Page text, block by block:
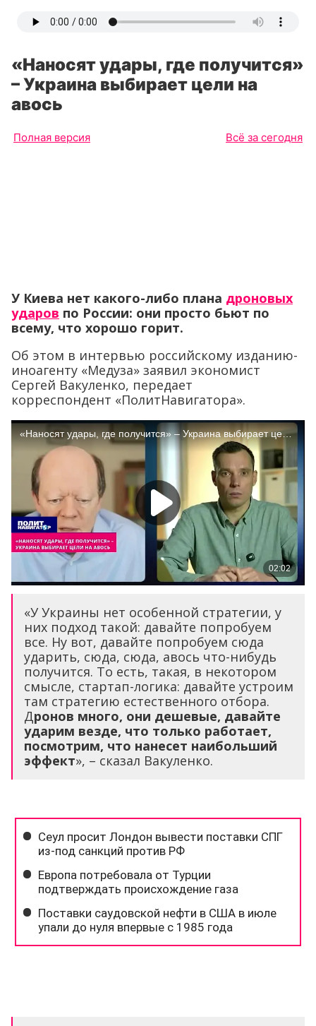
«Наносят удары, где получится»
– Украина выбирает цели на
авось
Полная версия Всё за сегодня
У Киева нет какого-либо плана дроновых
ударов по России: они просто бьют по
всему, что хорошо горит.
Об этом в интервью российскому изданию-
иноагенту «Медуза» заявил экономист
Сергей Вакуленко, передает
корреспондент «ПолитНавигатора».
«У Украины нет особенной стратегии, у
них подход такой: давайте попробуем
все. Ну вот, давайте попробуем сюда
ударить, сюда, сюда, авось что-нибудь
получится. То есть, такая, в некотором
смысле, стартап-логика: давайте устроим
там стратегию естественного отбора.
Дронов много, они дешевые, давайте
ударим везде, что только работает,
посмотрим, что нанесет наибольший
эффект», – сказал Вакуленко.